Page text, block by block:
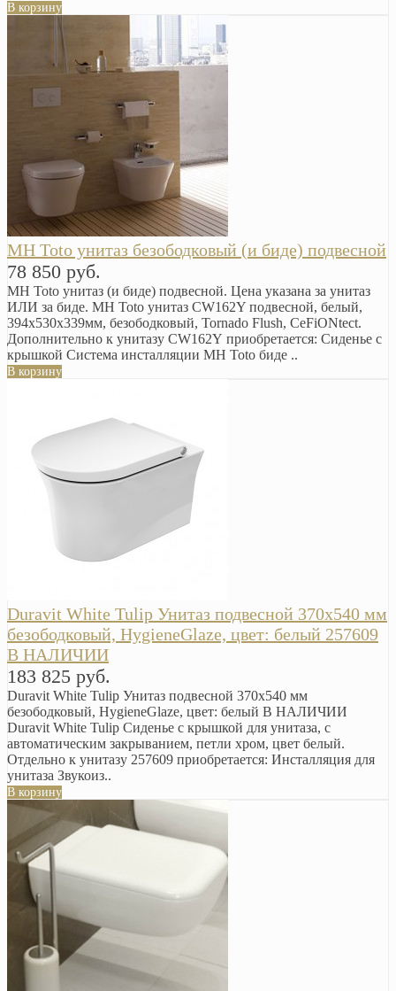
В корзину
MH Toto унитаз безободковый (и биде) подвесной
78 850 руб.
MH Toto унитаз (и биде) подвесной. Цена указана за унитаз
ИЛИ за биде. MH Toto унитаз CW162Y подвесной, белый,
394x530x339мм, безободковый, Tornado Flush, CeFiONtect.
Дополнительно к унитазу CW162Y приобретается: Сиденье с
крышкой Система инсталляции MH Toto биде ..
В корзину
Duravit White Tulip Унитаз подвесной 370х540 мм
безободковый, HygieneGlaze, цвет: белый 257609
В НАЛИЧИИ
183 825 руб.
Duravit White Tulip Унитаз подвесной 370х540 мм
безободковый, HygieneGlaze, цвет: белый В НАЛИЧИИ
Duravit White Tulip Сиденье с крышкой для унитаза, с
автоматическим закрыванием, петли хром, цвет белый.
Отдельно к унитазу 257609 приобретается: Инсталляция для
унитаза Звукоиз..
В корзину